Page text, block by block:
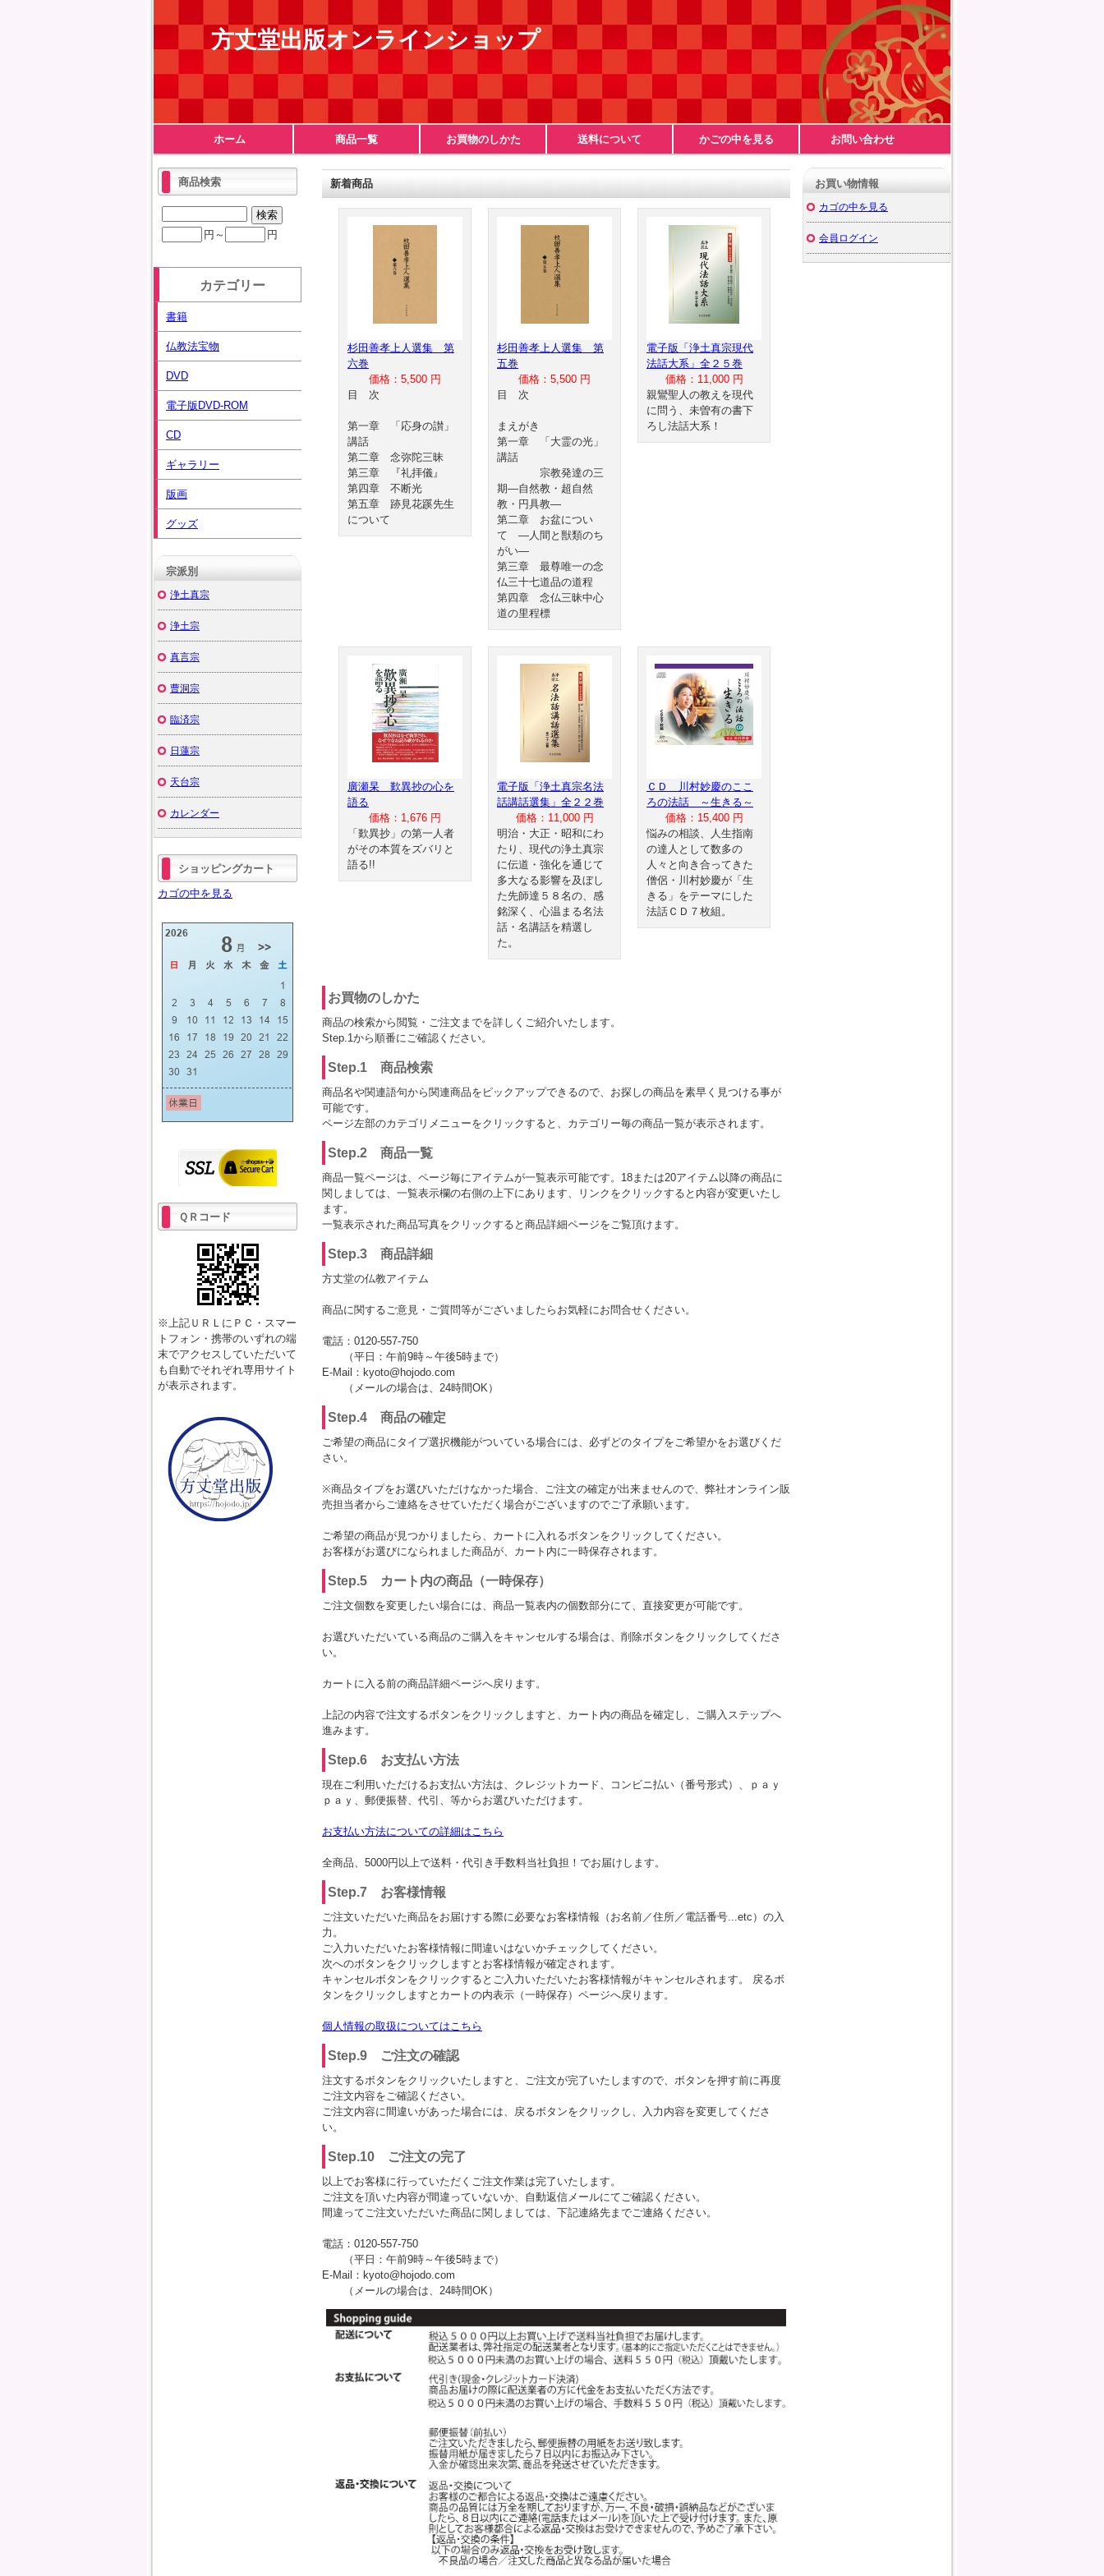
方丈堂出版オンラインショップ
ホーム 商品一覧 お買物のしかた 送料について かごの中を見る お問い合わせ
新着商品
杉田善孝上人選集 第
六巻
価格：5,500 円
目 次
第一章 「応身の讃」
講話
第二章 念弥陀三昧
第三章 『礼拝儀』
第四章 不断光
第五章 跡見花蹊先生
について
杉田善孝上人選集 第
五巻
価格：5,500 円
目 次
まえがき
第一章 「大霊の光」
講話
宗教発達の三
期―自然教・超自然
教・円具教―
第二章 お盆につい
て ―人間と獣類のち
がい―
第三章 最尊唯一の念
仏三十七道品の道程
第四章 念仏三昧中心
道の里程標
電子版「浄土真宗現代
法話大系」全２５巻
価格：11,000 円
親鸞聖人の教えを現代
に問う、未曽有の書下
ろし法話大系！
廣瀬杲 歎異抄の心を
語る
価格：1,676 円
「歎異抄」の第一人者
がその本質をズバリと
語る!!
電子版「浄土真宗名法
話講話選集」全２２巻
価格：11,000 円
明治・大正・昭和にわ
たり、現代の浄土真宗
に伝道・強化を通じて
多大なる影響を及ぼし
た先師達５８名の、感
銘深く、心温まる名法
話・名講話を精選し
た。
ＣＤ 川村妙慶のここ
ろの法話 ～生きる～
価格：15,400 円
悩みの相談、人生指南
の達人として数多の
人々と向き合ってきた
僧侶・川村妙慶が「生
きる」をテーマにした
法話ＣＤ７枚組。
お買物のしかた
商品の検索から閲覧・ご注文までを詳しくご紹介いたします。
Step.1から順番にご確認ください。
Step.1 商品検索
商品名や関連語句から関連商品をピックアップできるので、お探しの商品を素早く見つける事が
可能です。
ページ左部のカテゴリメニューをクリックすると、カテゴリー毎の商品一覧が表示されます。
Step.2 商品一覧
商品一覧ページは、ページ毎にアイテムが一覧表示可能です。18または20アイテム以降の商品に
関しましては、一覧表示欄の右側の上下にあります、リンクをクリックすると内容が変更いたし
ます。
一覧表示された商品写真をクリックすると商品詳細ページをご覧頂けます。
Step.3 商品詳細
方丈堂の仏教アイテム
商品に関するご意見・ご質問等がございましたらお気軽にお問合せください。
電話：0120-557-750
（平日：午前9時～午後5時まで）
E-Mail：kyoto@hojodo.com
（メールの場合は、24時間OK）
Step.4 商品の確定
ご希望の商品にタイプ選択機能がついている場合には、必ずどのタイプをご希望かをお選びくだ
さい。
※商品タイプをお選びいただけなかった場合、ご注文の確定が出来ませんので、弊社オンライン販
売担当者からご連絡をさせていただく場合がございますのでご了承願います。
ご希望の商品が見つかりましたら、カートに入れるボタンをクリックしてください。
お客様がお選びになられました商品が、カート内に一時保存されます。
Step.5 カート内の商品（一時保存）
ご注文個数を変更したい場合には、商品一覧表内の個数部分にて、直接変更が可能です。
お選びいただいている商品のご購入をキャンセルする場合は、削除ボタンをクリックしてくださ
い。
カートに入る前の商品詳細ページへ戻ります。
上記の内容で注文するボタンをクリックしますと、カート内の商品を確定し、ご購入ステップへ
進みます。
Step.6 お支払い方法
現在ご利用いただけるお支払い方法は、クレジットカード、コンビニ払い（番号形式）、ｐａｙ
ｐａｙ、郵便振替、代引、等からお選びいただけます。
お支払い方法についての詳細はこちら
全商品、5000円以上で送料・代引き手数料当社負担！でお届けします。
Step.7 お客様情報
ご注文いただいた商品をお届けする際に必要なお客様情報（お名前／住所／電話番号...etc）の入
力。
ご入力いただいたお客様情報に間違いはないかチェックしてください。
次へのボタンをクリックしますとお客様情報が確定されます。
キャンセルボタンをクリックするとご入力いただいたお客様情報がキャンセルされます。 戻るボ
タンをクリックしますとカートの内表示（一時保存）ページへ戻ります。
個人情報の取扱についてはこちら
Step.9 ご注文の確認
注文するボタンをクリックいたしますと、ご注文が完了いたしますので、ボタンを押す前に再度
ご注文内容をご確認ください。
ご注文内容に間違いがあった場合には、戻るボタンをクリックし、入力内容を変更してくださ
い。
Step.10 ご注文の完了
以上でお客様に行っていただくご注文作業は完了いたします。
ご注文を頂いた内容が間違っていないか、自動返信メールにてご確認ください。
間違ってご注文いただいた商品に関しましては、下記連絡先までご連絡ください。
電話：0120-557-750
（平日：午前9時～午後5時まで）
E-Mail：kyoto@hojodo.com
（メールの場合は、24時間OK）
商品検索
円～ 円
カテゴリー
書籍
仏教法宝物
DVD
電子版DVD-ROM
CD
ギャラリー
版画
グッズ
宗派別
浄土真宗
浄土宗
真言宗
曹洞宗
臨済宗
日蓮宗
天台宗
カレンダー
ショッピングカート
カゴの中を見る
ＱＲコード
※上記ＵＲＬにＰＣ・スマー
トフォン・携帯のいずれの端
末でアクセスしていただいて
も自動でそれぞれ専用サイト
が表示されます。
お買い物情報
カゴの中を見る
会員ログイン